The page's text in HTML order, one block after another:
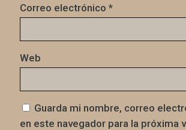
Correo electrónico *
Web
Guarda mi nombre, correo
en este navegador para la próxima